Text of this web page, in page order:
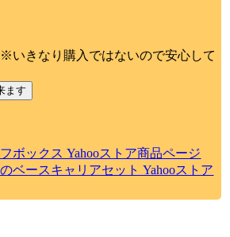
いきなり購入ではないので安心して
ボックス Yahooストア商品ページ
ベースキャリアセット Yahooストア